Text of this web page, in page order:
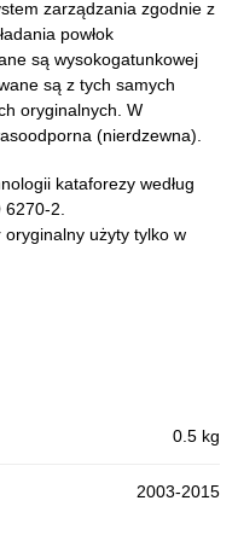
zarządzania zgodnie z
powłok
są wysokogatunkowej
są z tych samych
oryginalnych. W
(nierdzewna).
kataforezy według
6270-2.
użyty tylko w
0.5 kg
2003-2015